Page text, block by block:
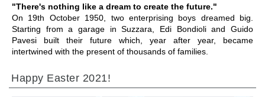
"There's nothing like a dream to create the future."
On 19th October 1950, two enterprising boys dreamed big.
Starting from a garage in Suzzara, Edi Bondioli and Guido
Pavesi built their future which, year after year, became
intertwined with the present of thousands of families.
Happy Easter 2021!